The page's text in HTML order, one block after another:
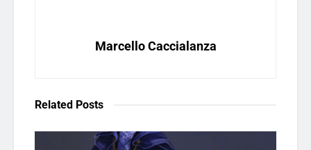
Marcello Caccialanza
Related Posts